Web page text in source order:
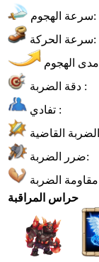
سرعة الهجوم:
سرعة الحركة:
دقة الضربة :
تفادي :
ضرر الضربة:
حراس المراقبة